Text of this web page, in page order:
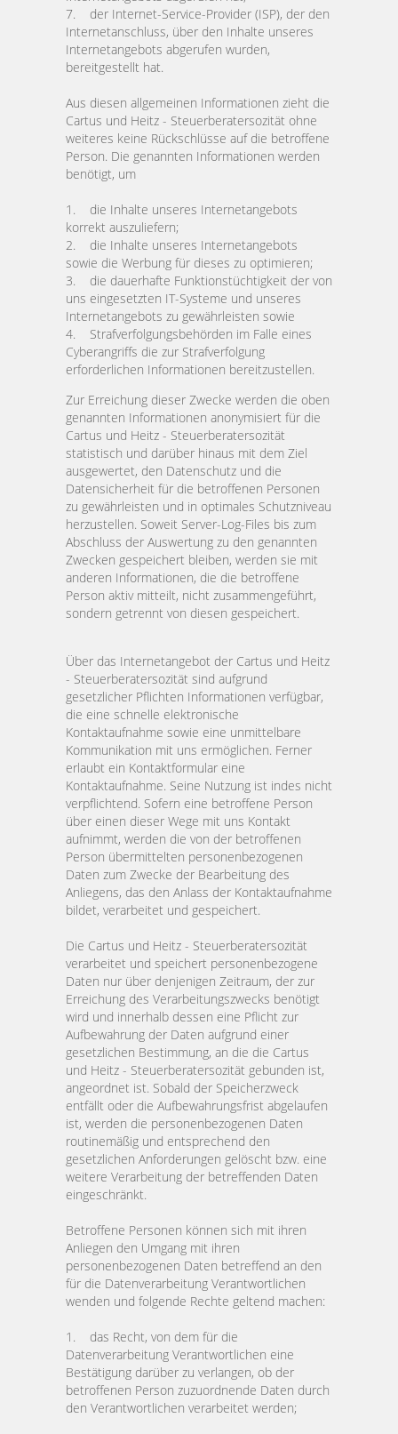
7. der Internet-Service-Provider (ISP), der den
Internetanschluss, über den Inhalte unseres
Internetangebots abgerufen wurden,
bereitgestellt hat.
Aus diesen allgemeinen Informationen zieht die
Cartus und Heitz - Steuerberatersozität ohne
weiteres keine Rückschlüsse auf die betroffene
Person. Die genannten Informationen werden
benötigt, um
1. die Inhalte unseres Internetangebots
korrekt auszuliefern;
2. die Inhalte unseres Internetangebots
sowie die Werbung für dieses zu optimieren;
3. die dauerhafte Funktionstüchtigkeit der von
uns eingesetzten IT-Systeme und unseres
Internetangebots zu gewährleisten sowie
4. Strafverfolgungsbehörden im Falle eines
Cyberangriffs die zur Strafverfolgung
erforderlichen Informationen bereitzustellen.
Zur Erreichung dieser Zwecke werden die oben
genannten Informationen anonymisiert für die
Cartus und Heitz - Steuerberatersozität
statistisch und darüber hinaus mit dem Ziel
ausgewertet, den Datenschutz und die
Datensicherheit für die betroffenen Personen
zu gewährleisten und in optimales Schutzniveau
herzustellen. Soweit Server-Log-Files bis zum
Abschluss der Auswertung zu den genannten
Zwecken gespeichert bleiben, werden sie mit
anderen Informationen, die die betroffene
Person aktiv mitteilt, nicht zusammengeführt,
sondern getrennt von diesen gespeichert.
Über das Internetangebot der Cartus und Heitz
- Steuerberatersozität sind aufgrund
gesetzlicher Pflichten Informationen verfügbar,
die eine schnelle elektronische
Kontaktaufnahme sowie eine unmittelbare
Kommunikation mit uns ermöglichen. Ferner
erlaubt ein Kontaktformular eine
Kontaktaufnahme. Seine Nutzung ist indes nicht
verpflichtend. Sofern eine betroffene Person
über einen dieser Wege mit uns Kontakt
aufnimmt, werden die von der betroffenen
Person übermittelten personenbezogenen
Daten zum Zwecke der Bearbeitung des
Anliegens, das den Anlass der Kontaktaufnahme
bildet, verarbeitet und gespeichert.
Die Cartus und Heitz - Steuerberatersozität
verarbeitet und speichert personenbezogene
Daten nur über denjenigen Zeitraum, der zur
Erreichung des Verarbeitungszwecks benötigt
wird und innerhalb dessen eine Pflicht zur
Aufbewahrung der Daten aufgrund einer
gesetzlichen Bestimmung, an die die Cartus
und Heitz - Steuerberatersozität gebunden ist,
angeordnet ist. Sobald der Speicherzweck
entfällt oder die Aufbewahrungsfrist abgelaufen
ist, werden die personenbezogenen Daten
routinemäßig und entsprechend den
gesetzlichen Anforderungen gelöscht bzw. eine
weitere Verarbeitung der betreffenden Daten
eingeschränkt.
Betroffene Personen können sich mit ihren
Anliegen den Umgang mit ihren
personenbezogenen Daten betreffend an den
für die Datenverarbeitung Verantwortlichen
wenden und folgende Rechte geltend machen:
1. das Recht, von dem für die
Datenverarbeitung Verantwortlichen eine
Bestätigung darüber zu verlangen, ob der
betroffenen Person zuzuordnende Daten durch
den Verantwortlichen verarbeitet werden;